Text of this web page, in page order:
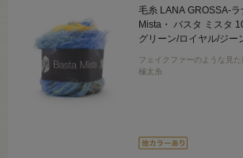
毛糸 LANA GROSSA-
Mista・ バスタ ミスタ
グリーン/ロイヤル/ジー
フェイクファーのような見
極太糸